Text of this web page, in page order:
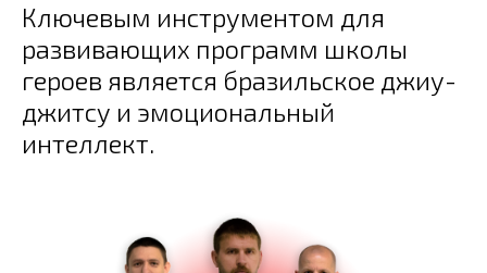
Ключевым инструментом для
развивающих программ школы
героев является бразильское джиу-
джитсу и эмоциональный
интеллект.